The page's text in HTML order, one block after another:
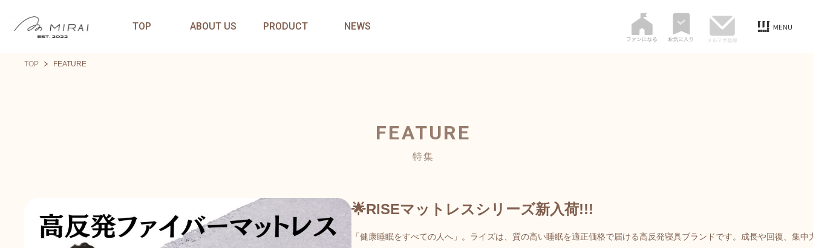
TOP ABOUT US PRODUCT NEWS
TOP FEATURE
FEATURE
特集
🌟RISEマットレスシリーズ新入荷!!!
「健康睡眠をすべての人へ」。ライズは、質の高い睡眠を適正価格で届ける高反発寝具ブランドです。成長や回復、集中